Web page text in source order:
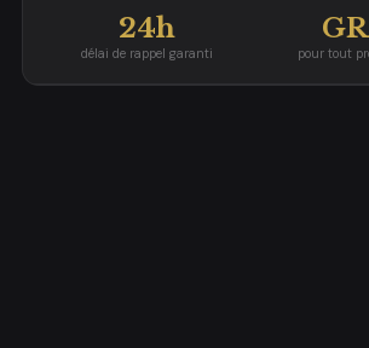
24h
délai de rappel garanti pour tout